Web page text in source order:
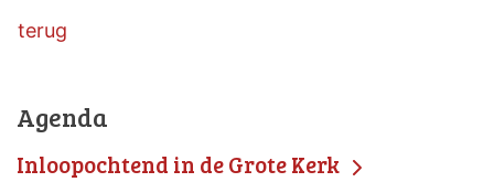
terug
Agenda
Inloopochtend in de Grote Kerk